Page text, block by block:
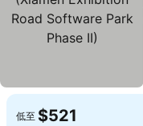
低至 $521